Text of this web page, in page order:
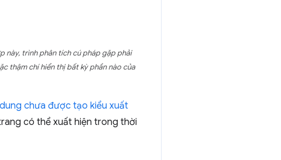
này, trình phân tích cú pháp gặp phải
thậm chí hiển thị bất kỳ phần nào của
chưa được tạo kiểu xuất
có thể xuất hiện trong thời